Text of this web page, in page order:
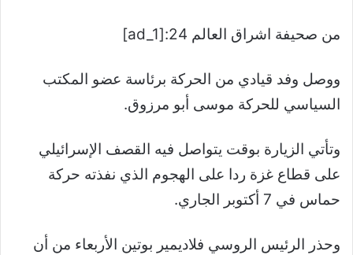
من صحيفة اشراق العالم 24:[ad_1]
ووصل وفد قيادي من الحركة برئاسة عضو المكتب
السياسي للحركة موسى أبو مرزوق.
وتأتي الزيارة بوقت يتواصل فيه القصف الإسرائيلي
على قطاع غزة ردا على الهجوم الذي نفذته حركة
حماس في 7 أكتوبر الجاري.
وحذر الرئيس الروسي فلاديمير بوتين الأربعاء من أن